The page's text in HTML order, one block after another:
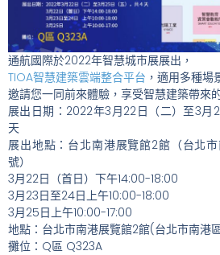
通航國際於2022年智慧城市展展出，
TIOA智慧建築雲端整合平台 ，適用多種場
邀請您一同前來體驗，享受智慧建築帶來
展出日期：2022年3月22日（二）至3月
天
展出地點：台北南港展覽館2館（台北
號）
3月22日（首日）下午14:00-18:00
3月23日至24日上午10:00-18:00
3月25日上午10:00-17:00
地點：台北市南港展覽館2館(台北市南港
攤位：Q區 Q323A